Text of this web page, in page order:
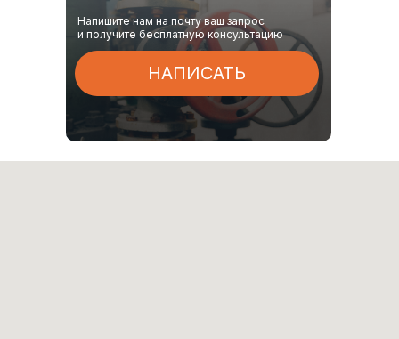
Напишите нам на почту ваш запрос
и получите бесплатную консультацию
НАПИСАТЬ